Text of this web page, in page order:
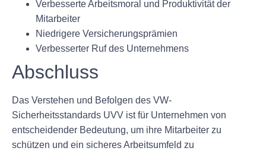
Verbesserte Arbeitsmoral und Produktivität der
Mitarbeiter
Niedrigere Versicherungsprämien
Verbesserter Ruf des Unternehmens
Abschluss
Das Verstehen und Befolgen des VW-
Sicherheitsstandards UVV ist für Unternehmen von
entscheidender Bedeutung, um ihre Mitarbeiter zu
schützen und ein sicheres Arbeitsumfeld zu